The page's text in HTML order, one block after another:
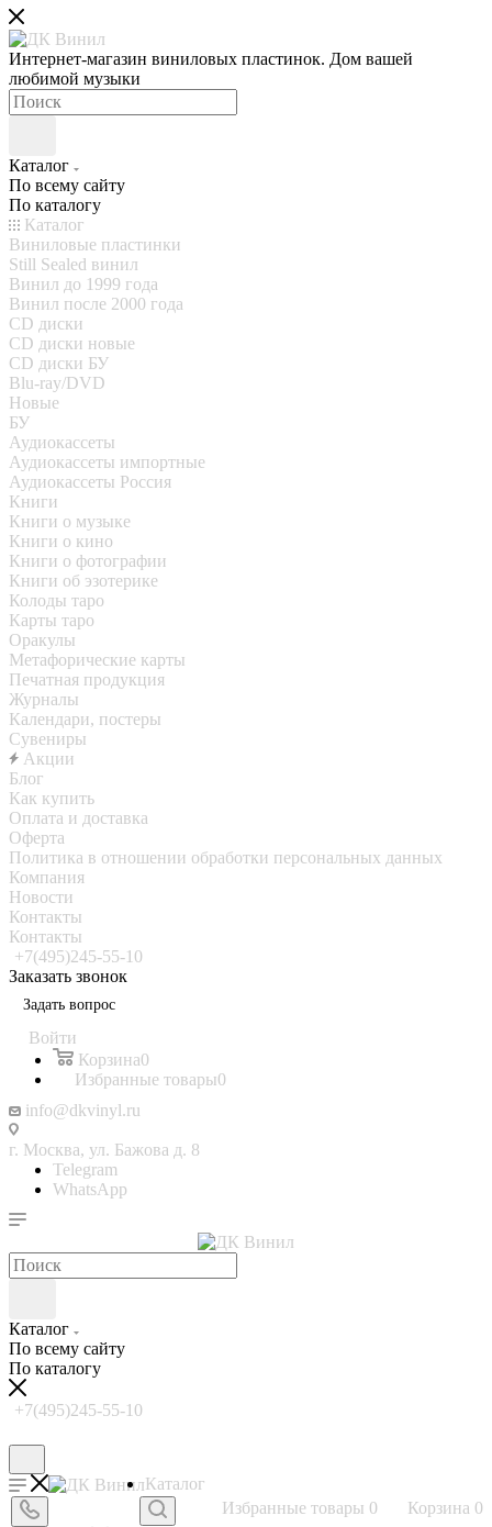
Интернет-магазин виниловых пластинок. Дом вашей
любимой музыки
Каталог
По всему сайту
По каталогу
Каталог
Виниловые пластинки
Still Sealed винил
Винил до 1999 года
Винил после 2000 года
CD диски
CD диски новые
CD диски БУ
Blu-ray/DVD
Новые
БУ
Аудиокассеты
Аудиокассеты импортные
Аудиокассеты Россия
Книги
Книги о музыке
Книги о кино
Книги о фотографии
Книги об эзотерике
Колоды таро
Карты таро
Оракулы
Метафорические карты
Печатная продукция
Журналы
Календари, постеры
Сувениры
Акции
Блог
Как купить
Оплата и доставка
Оферта
Политика в отношении обработки персональных данных
Компания
Новости
Контакты
Контакты
+7(495)245-55-10
Заказать звонок
Задать вопрос
Войти
Корзина0
Избранные товары0
info@dkvinyl.ru
г. Москва, ул. Бажова д. 8
Telegram
WhatsApp
Каталог
По всему сайту
По каталогу
+7(495)245-55-10
Избранные товары 0 Корзина 0
Каталог